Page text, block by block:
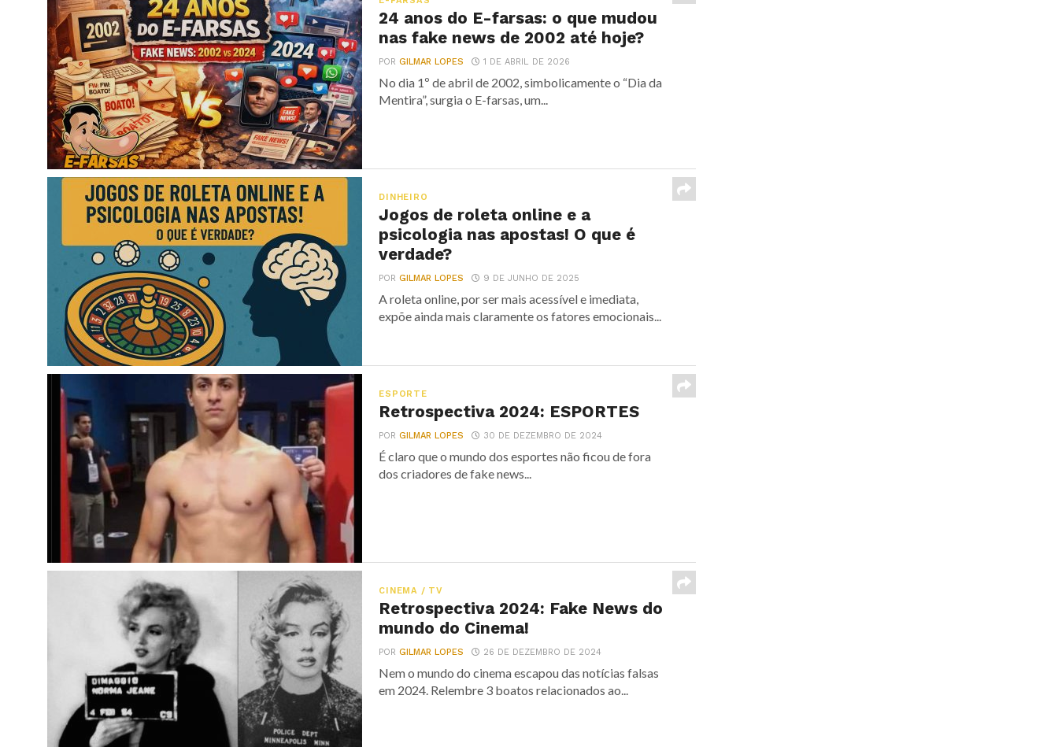
24 anos do E-farsas: o que mudou
nas fake news de 2002 até hoje?
PORGILMAR LOPES 1 DE ABRIL DE 2026
No dia 1º de abril de 2002, simbolicamente o “Dia da
Mentira”, surgia o E-farsas, um...
DINHEIRO
Jogos de roleta online e a
psicologia nas apostas! O que é
verdade?
PORGILMAR LOPES 9 DE JUNHO DE 2025
A roleta online, por ser mais acessível e imediata,
expõe ainda mais claramente os fatores emocionais...
ESPORTE
Retrospectiva 2024: ESPORTES
PORGILMAR LOPES 30 DE DEZEMBRO DE 2024
É claro que o mundo dos esportes não ficou de fora
dos criadores de fake news...
CINEMA / TV
Retrospectiva 2024: Fake News do
mundo do Cinema!
PORGILMAR LOPES 26 DE DEZEMBRO DE 2024
Nem o mundo do cinema escapou das notícias falsas
em 2024. Relembre 3 boatos relacionados ao...